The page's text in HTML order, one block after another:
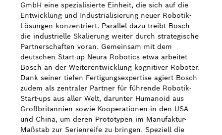
GmbH eine spezialisierte Einheit, die sich auf die
Entwicklung und Industrialisierung neuer Robotik-
Lösungen konzentriert. Parallel dazu treibt Bosch
die industrielle Skalierung weiter durch strategische
Partnerschaften voran. Gemeinsam mit dem
deutschen Start-up Neura Robotics etwa arbeitet
Bosch an der Weiterentwicklung kognitiver Roboter.
Dank seiner tiefen Fertigungsexpertise agiert Bosch
zudem als zentraler Partner für führende Robotik-
Start-ups aus aller Welt, darunter Humanoid aus
Großbritannien sowie Kooperationen in den USA
und China, um deren Prototypen im Manufaktur-
Maßstab zur Serienreife zu bringen. Speziell die